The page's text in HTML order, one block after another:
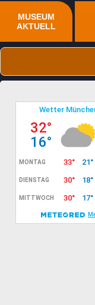
MUSEUM
AKTUELL